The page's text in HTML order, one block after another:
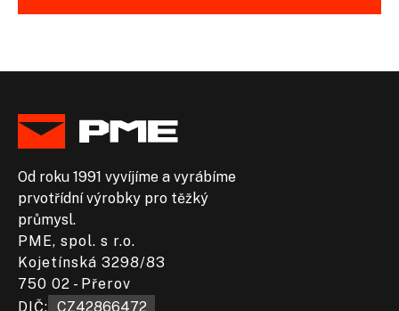
Od roku 1991 vyvíjíme a vyrábíme
prvotřídní výrobky pro těžký
průmysl.
PME, spol. s r.o.
Kojetínská 3298/83
750 02 - Přerov
DIČ:​ CZ42866472